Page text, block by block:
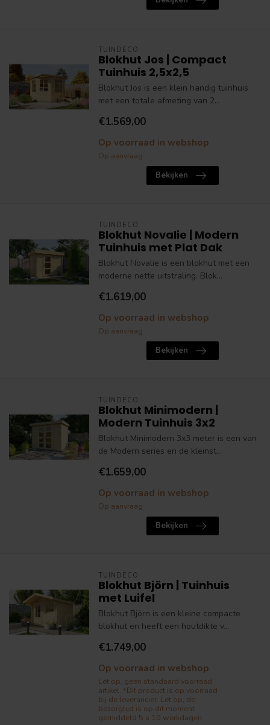
TUINDECO
Blokhut Jos | Compact
Tuinhuis 2,5x2,5
Blokhut Jos is een klein handig tuinhuis
met een totale afmeting van 2...
€1.569,00
Op voorraad in webshop
Op aanvraag
Bekijken
TUINDECO
Blokhut Novalie | Modern
Tuinhuis met Plat Dak
Blokhut Novalie is een blokhut met een
moderne nette uitstraling. Blok...
€1.619,00
Op voorraad in webshop
Op aanvraag
Bekijken
TUINDECO
Blokhut Minimodern |
Modern Tuinhuis 3x2
Blokhut Minimodern 3x3 meter is een van
de Modern series en de kleinst...
€1.659,00
Op voorraad in webshop
Op aanvraag
Bekijken
TUINDECO
Blokhut Björn | Tuinhuis
met Luifel
Blokhut Björn is een kleine compacte
blokhut en heeft een houtdikte v...
€1.749,00
Op voorraad in webshop
Let op, geen standaard voorraad
artikel. *Dit product is op voorraad
bij de leverancier. Let op, de
bezorgtijd is op dit moment
gemiddeld 5 a 10 werkdagen.